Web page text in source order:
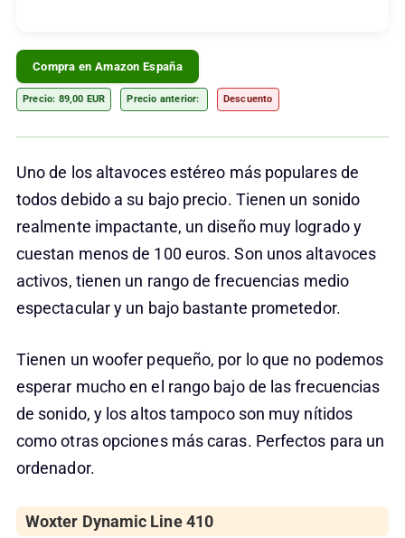
Compra en Amazon España
Precio: 89,00 EUR Precio anterior: Descuento
Uno de los altavoces estéreo más populares de
todos debido a su bajo precio. Tienen un sonido
realmente impactante, un diseño muy logrado y
cuestan menos de 100 euros. Son unos altavoces
activos, tienen un rango de frecuencias medio
espectacular y un bajo bastante prometedor.
Tienen un woofer pequeño, por lo que no podemos
esperar mucho en el rango bajo de las frecuencias
de sonido, y los altos tampoco son muy nítidos
como otras opciones más caras. Perfectos para un
ordenador.
Woxter Dynamic Line 410